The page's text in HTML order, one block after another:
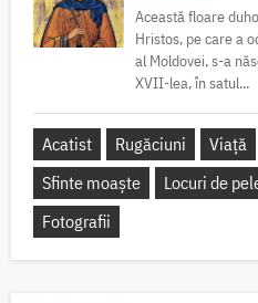
Această floare
Hristos, pe care a
al Moldovei, s-a
XVII-lea, în satul...
Acatist Rugăciuni Viață
Sfinte moaște
Locuri de
Fotografii